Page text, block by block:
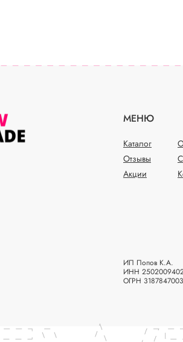
МЕНЮ
Каталог
Отзывы
Акции
ИП Попов К.А.
ИНН
ОГРН